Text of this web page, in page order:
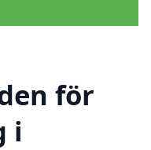
för
i